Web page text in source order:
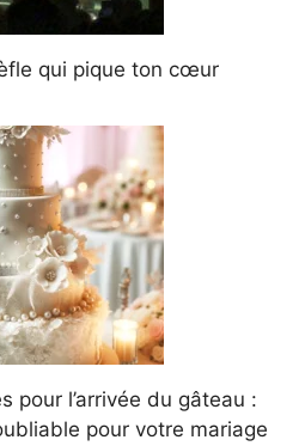
qui pique ton cœur
pour l’arrivée du gâteau :
pour votre mariage